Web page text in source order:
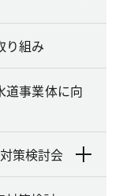
り組み
道事業体に向
策検討会